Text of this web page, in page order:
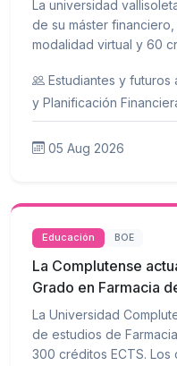
La universidad
de su máster
modalidad virtual y 60
Estudiantes y futuros
y Planificación
05 Aug 2026
Educación BOE
La Complutense
Grado en Farmacia
La Universidad
de estudios de
300 créditos ECTS. Los